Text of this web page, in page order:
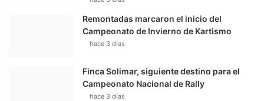
Remontadas marcaron el inicio del
Campeonato de Invierno de Kartismo
hace 3 días
Finca Solimar, siguiente destino para el
Campeonato Nacional de Rally
hace 3 días